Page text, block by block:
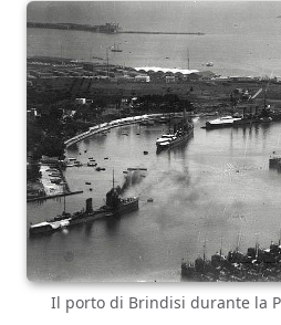
Il porto di Brindisi durante la